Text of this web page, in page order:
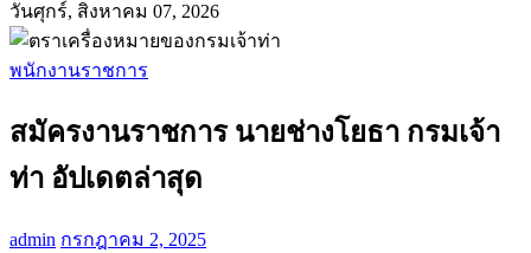
วันศุกร์, สิงหาคม 07, 2026
พนักงานราชการ
สมัครงานราชการ นายช่างโยธา กรมเจ้า
ท่า อัปเดตล่าสุด
admin กรกฎาคม 2, 2025